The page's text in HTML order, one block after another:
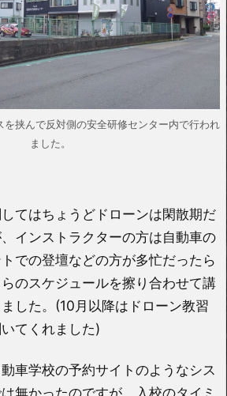
を挟んで反対側の安全研修センター内で行われ
ました。
てはちょうどドローンは閑散期だ
インストラクターの方は自動車の
での登壇などの方が多忙だったら
のスケジュールを擦り合わせて講
した。(10月以降はドローン教習
てくれました)
車学校の予約サイトのようなシス
無かったのですが、入校のタイミ